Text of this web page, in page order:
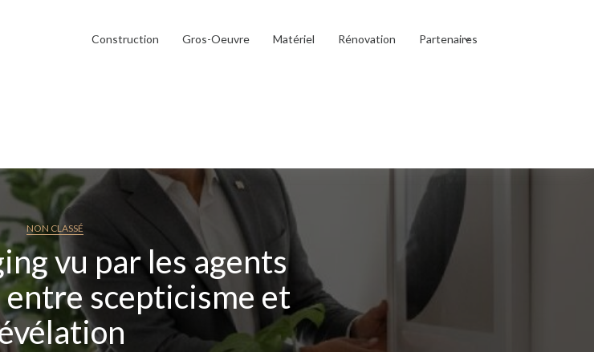
Construction Gros-Oeuvre Matériel Rénovation Partenaires
NON CLASSÉ
vu par les agents
scepticisme et